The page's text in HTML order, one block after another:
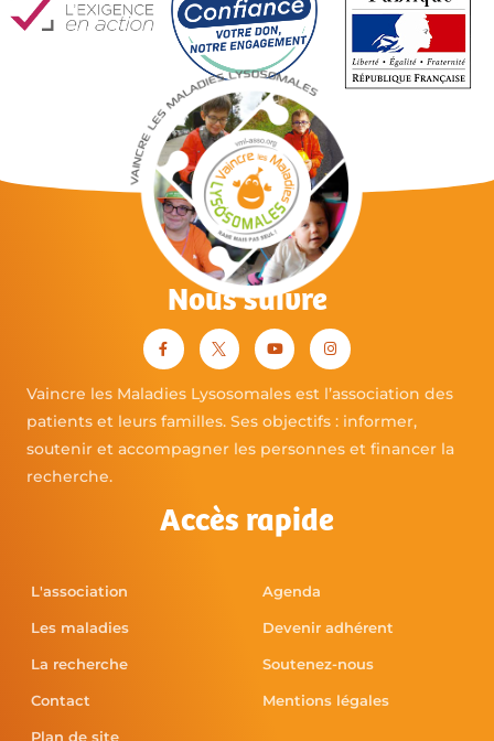
Nous suivre
Vaincre les Maladies Lysosomales est l’association des
patients et leurs familles. Ses objectifs : informer,
soutenir et accompagner les personnes et financer la
recherche.
Accès rapide
L'association
Les maladies
La recherche
Contact
Plan de site
Agenda
Devenir adhérent
Soutenez-nous
Mentions légales